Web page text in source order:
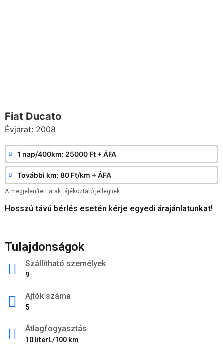
Fiat Ducato
Évjárat: 2008
1 nap/400km: 25000 Ft + ÁFA
További km: 80 Ft/km + ÁFA
A megjelenített árak tájékoztató jellegűek.
Hosszú távú bérlés esetén kérje egyedi árajánlatunkat!
Tulajdonságok
Szállítható személyek
9
Ajtók száma
5
Átlagfogyasztás
10 literL/100 km